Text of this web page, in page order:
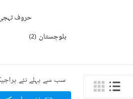
حروف
بلوچستان (
2
)
سب سے پہلے نئے